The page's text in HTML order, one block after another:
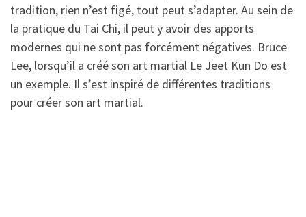
tradition, rien n’est figé, tout peut s’adapter. Au sein de
la pratique du Tai Chi, il peut y avoir des apports
modernes qui ne sont pas forcément négatives. Bruce
Lee, lorsqu’il a créé son art martial Le Jeet Kun Do est
un exemple. Il s’est inspiré de différentes traditions
pour créer son art martial.